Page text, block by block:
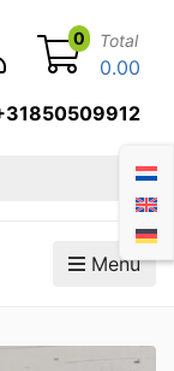
0 Total
0.00
Menu